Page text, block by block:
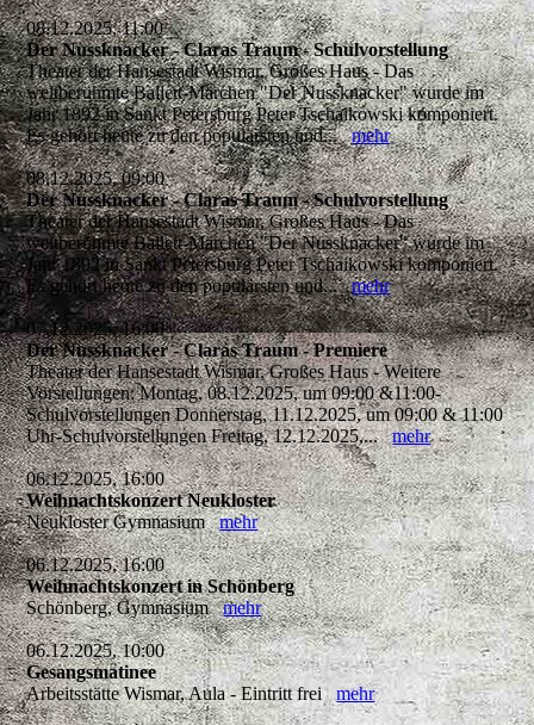
08.12.2025, 11:00
Der Nussknacker - Claras Traum - Schulvorstellung
Theater der Hansestadt Wismar, Großes Haus - Das
weltberühmte Ballett-Märchen "Der Nussknacker" wurde im
Jahr 1892 in Sankt Petersburg Peter Tschaikowski komponiert.
Es gehört heute zu den populärsten und...mehr
08.12.2025, 09:00
Der Nussknacker - Claras Traum - Schulvorstellung
Theater der Hansestadt Wismar, Großes Haus - Das
weltberühmte Ballett-Märchen "Der Nussknacker" wurde im
Jahr 1892 in Sankt Petersburg Peter Tschaikowski komponiert.
Es gehört heute zu den populärsten und...mehr
07.12.2025, 16:00
Der Nussknacker - Claras Traum - Premiere
Theater der Hansestadt Wismar, Großes Haus - Weitere
Vorstellungen: Montag, 08.12.2025, um 09:00 &11:00-
Schulvorstellungen Donnerstag, 11.12.2025, um 09:00 & 11:00
Uhr-Schulvorstellungen Freitag, 12.12.2025,...mehr
06.12.2025, 16:00
Weihnachtskonzert Neukloster
Neukloster Gymnasiummehr
06.12.2025, 16:00
Weihnachtskonzert in Schönberg
Schönberg, Gymnasiummehr
06.12.2025, 10:00
Gesangsmatinee
Arbeitsstätte Wismar, Aula - Eintritt freimehr